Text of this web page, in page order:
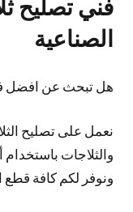
فني تصليح
الصناعية
هل تبحث عن افضل
نعمل على تصليح
والثلاجات
ونوفر لكم كافة قطع